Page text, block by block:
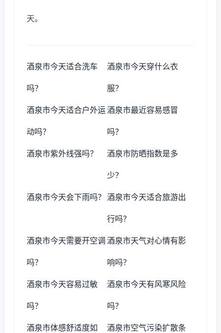
天。
酒泉市今天适合洗车
吗？
酒泉市今天穿什么衣
服？
酒泉市今天适合户外运
动吗？
酒泉市最近容易感冒
吗？
酒泉市紫外线强吗？ 酒泉市防晒指数是多
少？
酒泉市今天会下雨吗？ 酒泉市今天适合旅游出
行吗？
酒泉市今天需要开空调
吗？
酒泉市天气对心情有影
响吗？
酒泉市今天容易过敏
吗？
酒泉市今天有风寒风险
吗？
酒泉市体感舒适度如 酒泉市空气污染扩散条